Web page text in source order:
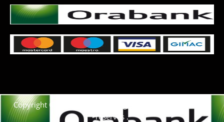
Copyright © 2021. Afrique-voyage-découverte tous droits
réservés .